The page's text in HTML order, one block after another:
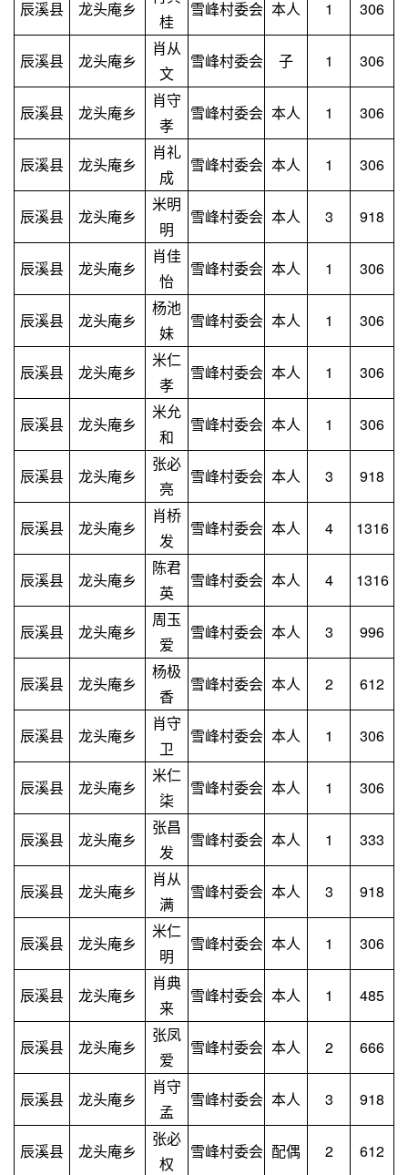
辰溪县 龙头庵乡
桂
雪峰村委会 本人 1 306
辰溪县 龙头庵乡
肖从
文
雪峰村委会 子 1 306
辰溪县 龙头庵乡
肖守
孝
雪峰村委会 本人 1 306
辰溪县 龙头庵乡
肖礼
成
雪峰村委会 本人 1 306
辰溪县 龙头庵乡
米明
明
雪峰村委会 本人 3 918
辰溪县 龙头庵乡
肖佳
怡
雪峰村委会 本人 1 306
辰溪县 龙头庵乡
杨池
妹
雪峰村委会 本人 1 306
辰溪县 龙头庵乡
米仁
孝
雪峰村委会 本人 1 306
辰溪县 龙头庵乡
米允
和
雪峰村委会 本人 1 306
辰溪县 龙头庵乡
张必
亮
雪峰村委会 本人 3 918
辰溪县 龙头庵乡
肖桥
发
雪峰村委会 本人 4 1316
辰溪县 龙头庵乡
陈君
英
雪峰村委会 本人 4 1316
辰溪县 龙头庵乡
周玉
爱
雪峰村委会 本人 3 996
辰溪县 龙头庵乡
杨极
香
雪峰村委会 本人 2 612
辰溪县 龙头庵乡
肖守
卫
雪峰村委会 本人 1 306
辰溪县 龙头庵乡
米仁
柒
雪峰村委会 本人 1 306
辰溪县 龙头庵乡
张昌
发
雪峰村委会 本人 1 333
辰溪县 龙头庵乡
肖从
满
雪峰村委会 本人 3 918
辰溪县 龙头庵乡
米仁
明
雪峰村委会 本人 1 306
辰溪县 龙头庵乡
肖典
来
雪峰村委会 本人 1 485
辰溪县 龙头庵乡
张凤
爱
雪峰村委会 本人 2 666
辰溪县 龙头庵乡
肖守
孟
雪峰村委会 本人 3 918
辰溪县 龙头庵乡
张必
权
雪峰村委会 配偶 2 612